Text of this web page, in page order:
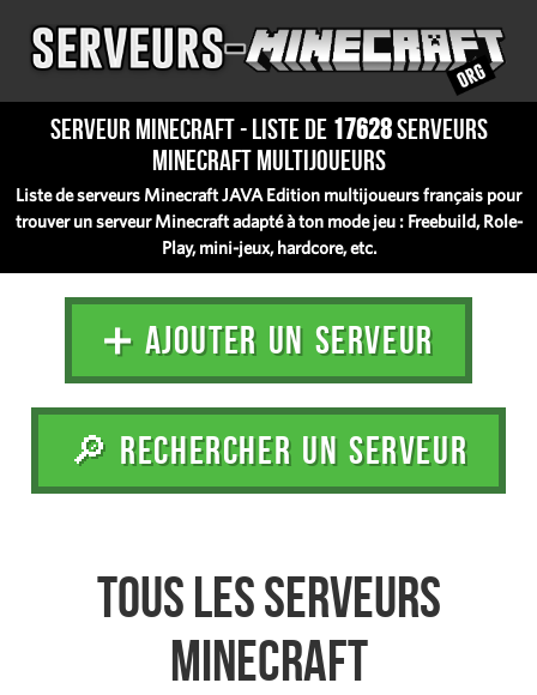
Serveur Minecraft - Liste de 17628serveurs
Minecraft multijoueurs
Liste de serveurs Minecraft JAVA Edition multijoueurs français pour
trouver un serveur Minecraft adapté à ton mode jeu : Freebuild, Role-
Play, mini-jeux, hardcore, etc.
➕ AJOUTER UN SERVEUR
🔎 RECHERCHER UN SERVEUR
Tous les serveurs
Minecraft